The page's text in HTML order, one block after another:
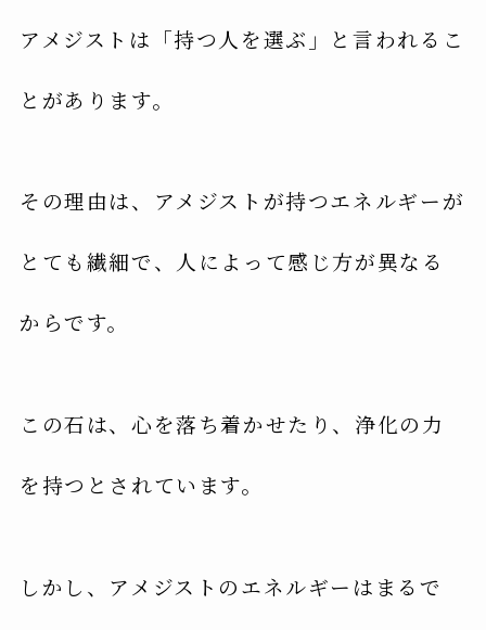
アメジストは「持つ人を選ぶ」と言われるこ
とがあります。
その理由は、アメジストが持つエネルギーが
とても繊細で、人によって感じ方が異なる
からです。
この石は、心を落ち着かせたり、浄化の力
を持つとされています。
しかし、アメジストのエネルギーはまるで